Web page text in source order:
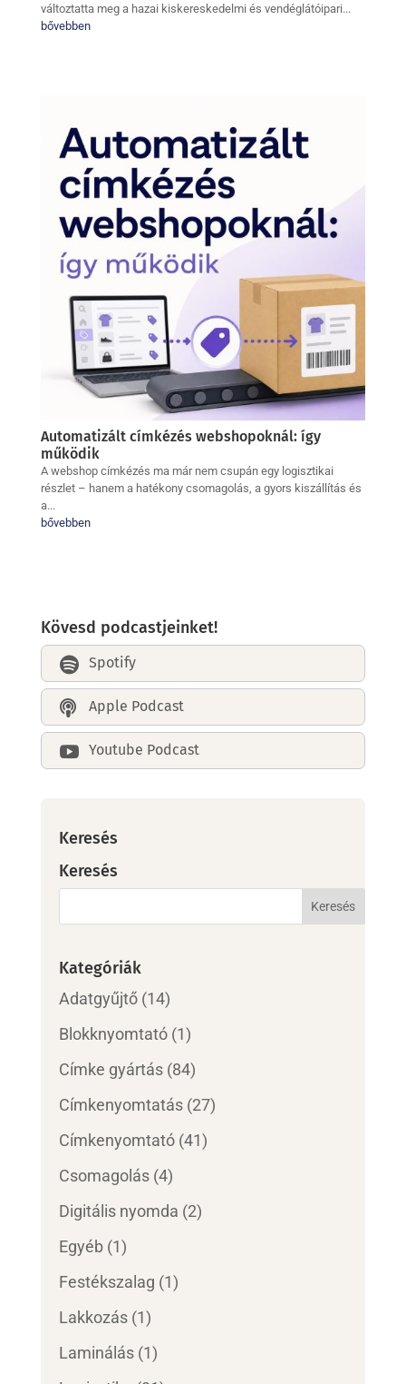
változtatta meg a hazai kiskereskedelmi és vendéglátóipari...
bővebben
Automatizált címkézés webshopoknál: így
működik
A webshop címkézés ma már nem csupán egy logisztikai
részlet – hanem a hatékony csomagolás, a gyors kiszállítás és
a...
bővebben
Kövesd podcastjeinket!
 Spotify
 Apple Podcast
 Youtube Podcast
Keresés
Keresés
Kategóriák
Adatgyűjtő(14)
Blokknyomtató(1)
Címke gyártás(84)
Címkenyomtatás(27)
Címkenyomtató(41)
Csomagolás(4)
Digitális nyomda (2)
Egyéb(1)
Festékszalag (1)
Lakkozás(1)
Laminálás(1)